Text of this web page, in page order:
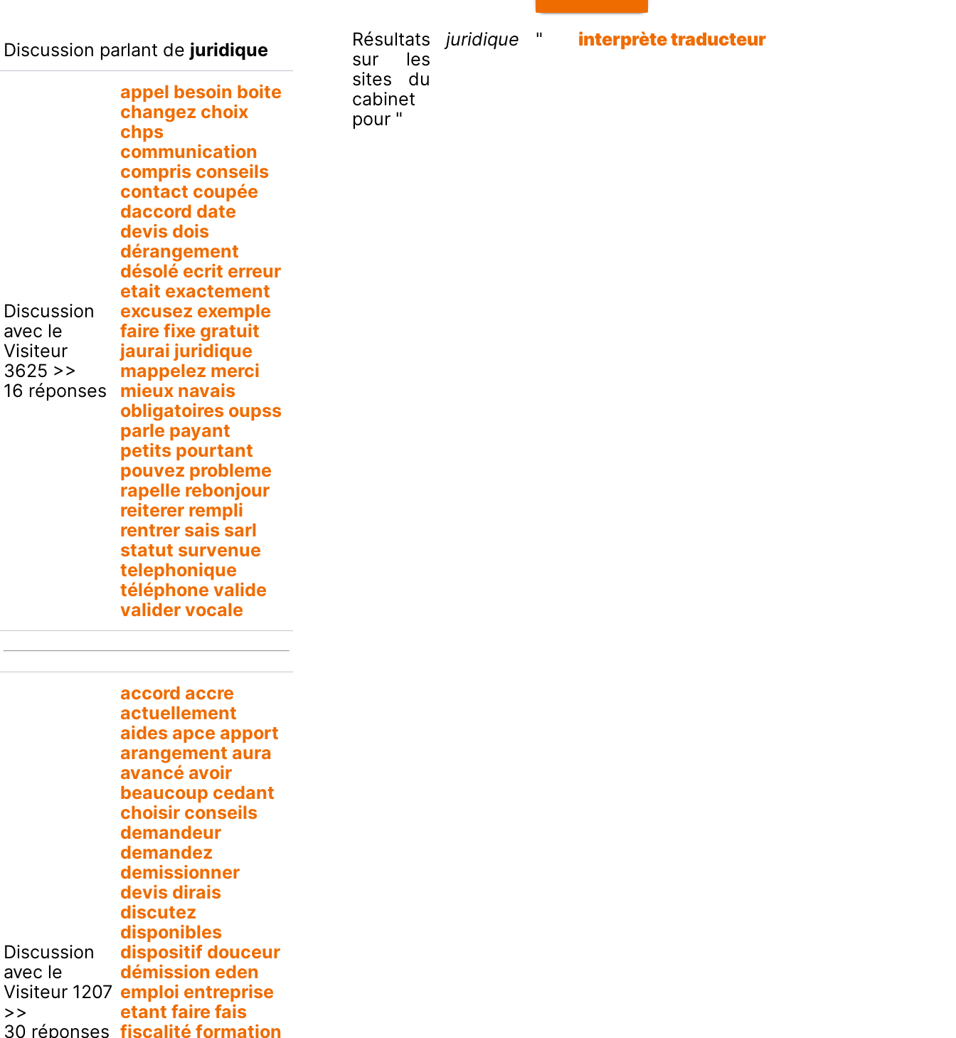
Discussion parlant de juridique
Discussion
avec le
Visiteur
3625 >>
16 réponses
appel besoin boite
changez choix
chps
communication
compris conseils
contact coupée
daccord date
devis dois
dérangement
désolé ecrit erreur
etait exactement
excusez exemple
faire fixe gratuit
jaurai juridique
mappelez merci
mieux navais
obligatoires oupss
parle payant
petits pourtant
pouvez probleme
rapelle rebonjour
reiterer rempli
rentrer sais sarl
statut survenue
telephonique
téléphone valide
valider vocale
Discussion
avec le
Visiteur 1207
>>
30 réponses
accord accre
actuellement
aides apce apport
arangement aura
avancé avoir
beaucoup cedant
choisir conseils
demandeur
demandez
demissionner
devis dirais
discutez
disponibles
dispositif douceur
démission eden
emploi entreprise
etant faire fais
fiscalité formation
Résultats
sur les
sites du
cabinet
pour "
juridique " interprète traducteur